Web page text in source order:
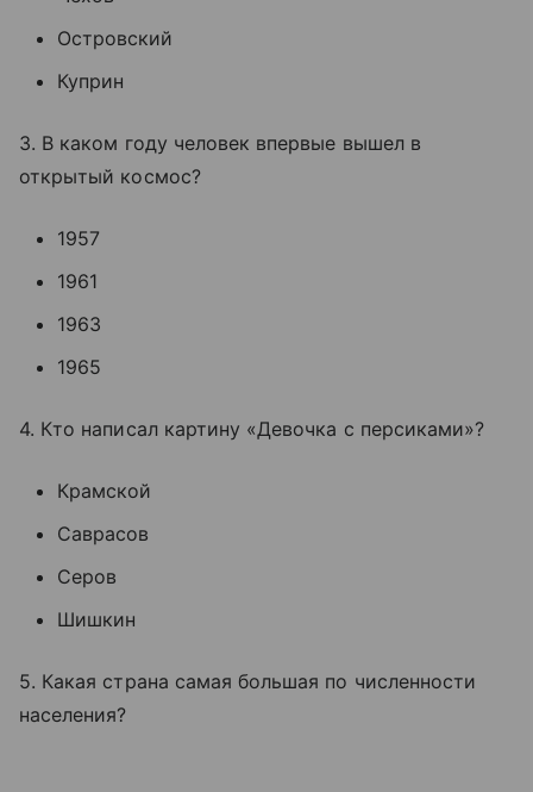
Островский
Куприн
3. В каком году человек впервые вышел в
открытый космос?
1957
1961
1963
1965
4. Кто написал картину «Девочка с персиками»?
Крамской
Саврасов
Серов
Шишкин
5. Какая страна самая большая по численности
населения?